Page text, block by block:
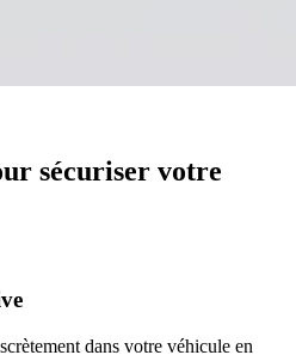
sécuriser votre
dans votre véhicule en